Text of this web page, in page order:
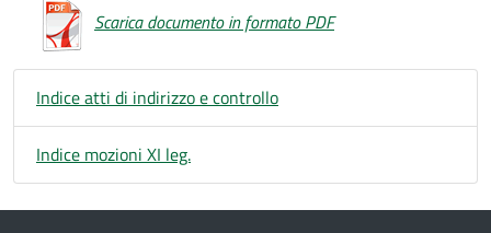
Scarica documento in formato PDF
Indice atti di indirizzo e controllo
Indice mozioni XI leg.